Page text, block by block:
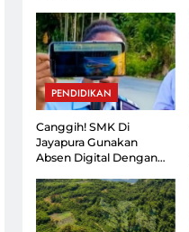
PENDIDIKAN
Canggih! SMK Di
Jayapura Gunakan
Absen Digital Dengan
Dipantau Orang Tua